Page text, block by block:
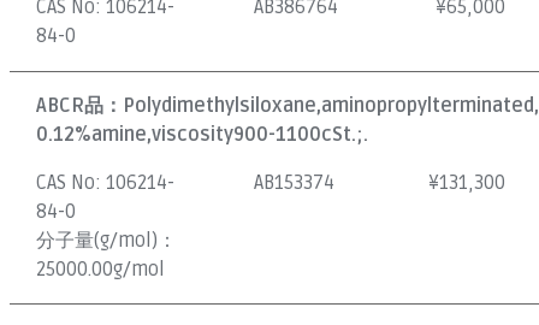
CAS No:106214-
84-0
AB386764 ¥65,000
ABCR品：
0.12%amine,viscosity900-1100cSt.;.
CAS No:106214-
84-0
分子量(g/mol)：
25000.00g/mol
AB153374 ¥131,300